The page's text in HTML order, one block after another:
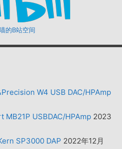
的B站空间
W4 USB DAC/HPAmp
USBDAC/HPAmp 2023
SP3000 DAP 2022年12月